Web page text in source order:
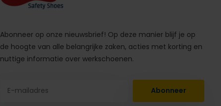
Abonneer op onze nieuwsbrief! Op deze manier blijf je op
de hoogte van alle belangrijke zaken, acties met korting en
nuttige informatie over werkschoenen.
Abonneer